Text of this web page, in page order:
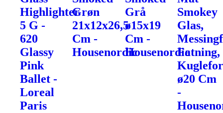
Highlighter
5 G -
620
Glassy
Pink
Ballet -
Loreal
Paris
Grøn
21x12x26,5
Cm -
Housenordic
Grå
ø15x19
Cm -
Housenordic
Smokey
Glas,
Fatning,
ø20 Cm
-